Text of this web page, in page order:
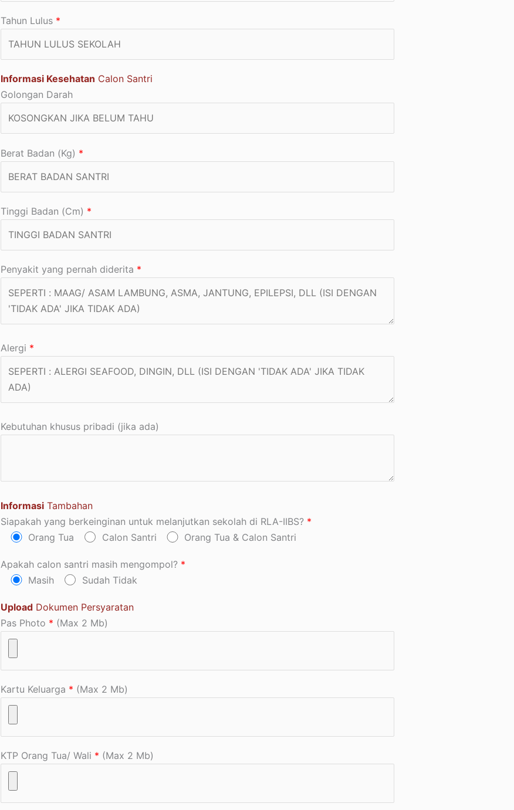
Tahun Lulus *
Informasi Kesehatan Calon Santri
Golongan Darah
Berat Badan (Kg) *
Tinggi Badan (Cm) *
Penyakit yang pernah diderita *
Alergi *
Kebutuhan khusus pribadi (jika ada)
Informasi Tambahan
Siapakah yang berkeinginan untuk melanjutkan sekolah di RLA-IIBS? *
Orang Tua
Calon Santri Orang Tua & Calon Santri
Apakah calon santri masih mengompol? *
Masih
Sudah Tidak
Upload Dokumen Persyaratan
Pas Photo * (Max 2 Mb)
Kartu Keluarga * (Max 2 Mb)
KTP Orang Tua/ Wali * (Max 2 Mb)